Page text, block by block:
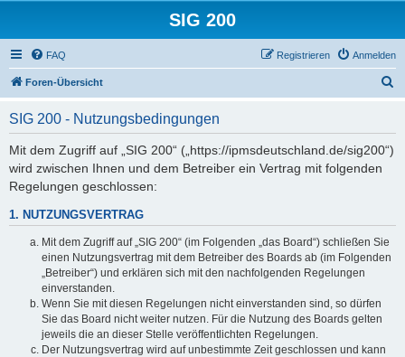
SIG 200
FAQ Anmelden
Registrieren
Foren-Übersicht
SIG 200 - Nutzungsbedingungen
Mit dem Zugriff auf „SIG 200“ („https://ipmsdeutschland.de/sig200“)
wird zwischen Ihnen und dem Betreiber ein Vertrag mit folgenden
Regelungen geschlossen:
1. NUTZUNGSVERTRAG
Mit dem Zugriff auf „SIG 200“ (im Folgenden „das Board“) schließen Sie
einen Nutzungsvertrag mit dem Betreiber des Boards ab (im Folgenden
„Betreiber“) und erklären sich mit den nachfolgenden Regelungen
einverstanden.
Wenn Sie mit diesen Regelungen nicht einverstanden sind, so dürfen
Sie das Board nicht weiter nutzen. Für die Nutzung des Boards gelten
jeweils die an dieser Stelle veröffentlichten Regelungen.
Der Nutzungsvertrag wird auf unbestimmte Zeit geschlossen und kann